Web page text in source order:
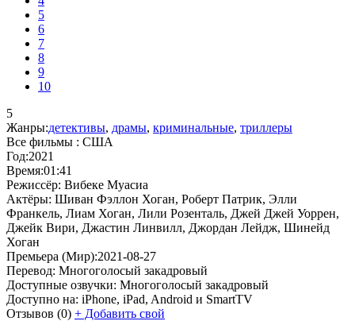
5
6
7
8
9
10
5
Жанры:детективы, драмы, криминальные, триллеры
Все фильмы : США
Год:2021
Время:01:41
Режиссёр: Вибеке Муасиа
Актёры: Шиван Фэллон Хоган, Роберт Патрик, Элли
Франкель, Лиам Хоган, Лили Розенталь, Джей Джей Уоррен,
Джейк Вири, Джастин Линвилл, Джордан Лейдж, Шинейд
Хоган
Премьера (Мир):2021-08-27
Перевод: Многоголосый закадровый
Доступные озвучки: Многоголосый закадровый
Доступно на: iPhone, iPad, Android и SmartTV
Отзывов (0) + Добавить свой